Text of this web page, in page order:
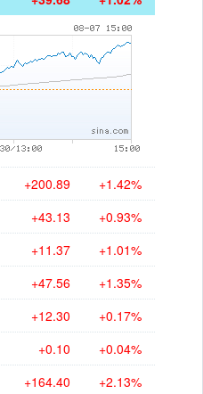
+200.89 +1.42%
+43.13 +0.93%
+11.37 +1.01%
+47.56 +1.35%
+12.30 +0.17%
+0.10 +0.04%
+164.40 +2.13%